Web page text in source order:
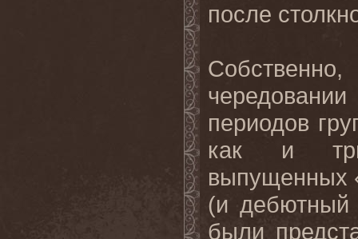
после
периодов
как и
выпущенных
(и дебютный
были